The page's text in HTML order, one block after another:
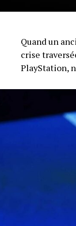
Quand un
crise
PlayStation,